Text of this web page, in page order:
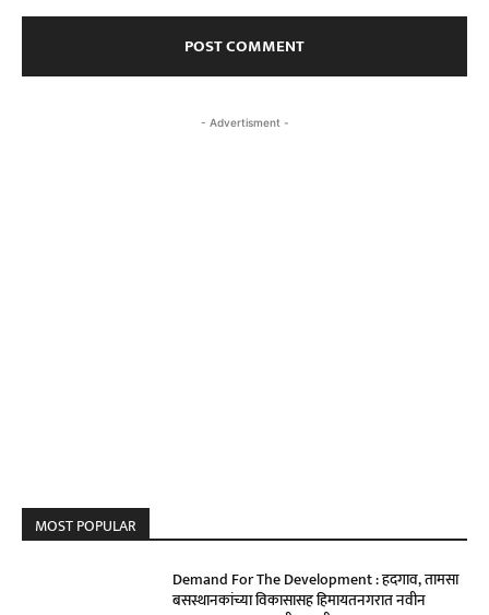
- Advertisment -
MOST POPULAR
Demand For The Development : हदगाव, तामसा
बसस्थानकांच्या विकासासह हिमायतनगरात नवीन